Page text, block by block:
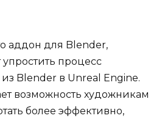
аддон для Blender,
процесс
Blender в Unreal Engine.
возможность художникам
более эффективно,